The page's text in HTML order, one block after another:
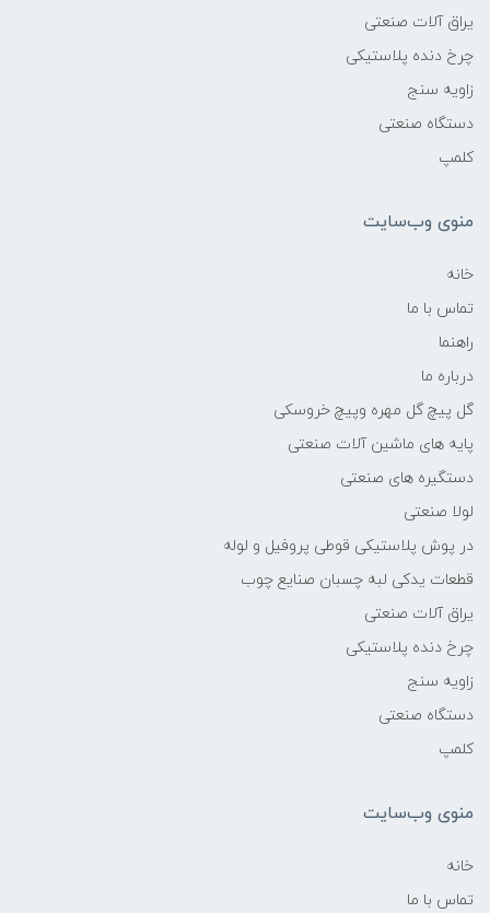
یراق آلات صنعتی
چرخ دنده پلاستیکی
زاویه سنج
دستگاه صنعتی
کلمپ
منوی وب‌سایت
خانه
تماس با ما
راهنما
درباره ما
گل پیچ گل مهره وپیچ خروسکی
پایه های ماشین آلات صنعتی
دستگیره های صنعتی
لولا صنعتی
در پوش پلاستیکی قوطی پروفیل و لوله
قطعات یدکی لبه چسبان صنایع چوب
یراق آلات صنعتی
چرخ دنده پلاستیکی
زاویه سنج
دستگاه صنعتی
کلمپ
منوی وب‌سایت
خانه
تماس با ما